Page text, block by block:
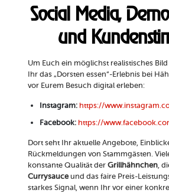
Social Media,
und
Um Euch ein möglichst realistisches
Ihr das „Dorsten essen“-Erlebnis bei
vor Eurem Besuch digital erleben:
Instagram: https://
Facebook: https://
Dort seht Ihr aktuelle Angebote,
Rückmeldungen von Stammgästen.
konstante Qualität der Grillhähnchen,
Currysauceund das faire Preis-
starkes Signal, wenn Ihr vor einer